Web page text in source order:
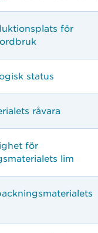
för
status
råvara
för
lim